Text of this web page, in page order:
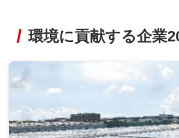
環境に貢献する企業